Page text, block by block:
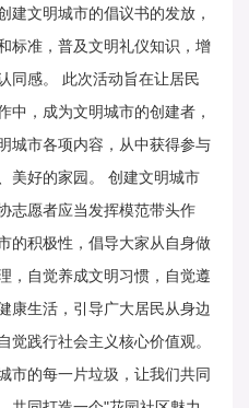
建文明城市的倡议书的发放，
标准，普及文明礼仪知识，增
同感。
此次活动旨在让居民
中，成为文明城市的创建者，
城市各项内容，从中获得参与
美好的家园。
创建文明城市
志愿者应当发挥模范带头作
的积极性，倡导大家从自身做
，自觉养成文明习惯，自觉遵
康生活，引导广大居民从身边
觉践行社会主义核心价值观。
市的每一片垃圾，让我们共同